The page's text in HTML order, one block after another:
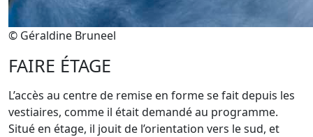
© Géraldine Bruneel
FAIRE ÉTAGE
L’accès au centre de remise en forme se fait depuis les
vestiaires, comme il était demandé au programme.
Situé en étage, il jouit de l’orientation vers le sud, et